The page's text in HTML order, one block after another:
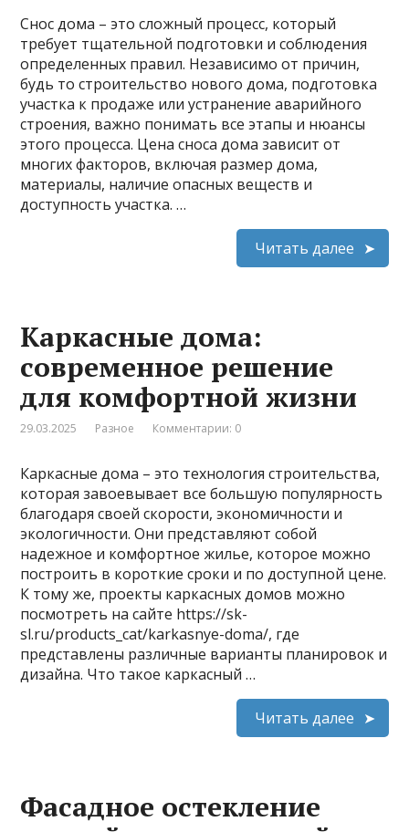
Снос дома – это сложный процесс, который
требует тщательной подготовки и соблюдения
определенных правил. Независимо от причин,
будь то строительство нового дома, подготовка
участка к продаже или устранение аварийного
строения, важно понимать все этапы и нюансы
этого процесса. Цена сноса дома зависит от
многих факторов, включая размер дома,
материалы, наличие опасных веществ и
доступность участка. …
Читать далее
Каркасные дома:
современное решение
для комфортной жизни
29.03.2025 Разное Комментарии: 0
Каркасные дома – это технология строительства,
которая завоевывает все большую популярность
благодаря своей скорости, экономичности и
экологичности. Они представляют собой
надежное и комфортное жилье, которое можно
построить в короткие сроки и по доступной цене.
К тому же, проекты каркасных домов можно
посмотреть на сайте https://sk-
sl.ru/products_cat/karkasnye-doma/, где
представлены различные варианты планировок и
дизайна. Что такое каркасный …
Читать далее
Фасадное остекление